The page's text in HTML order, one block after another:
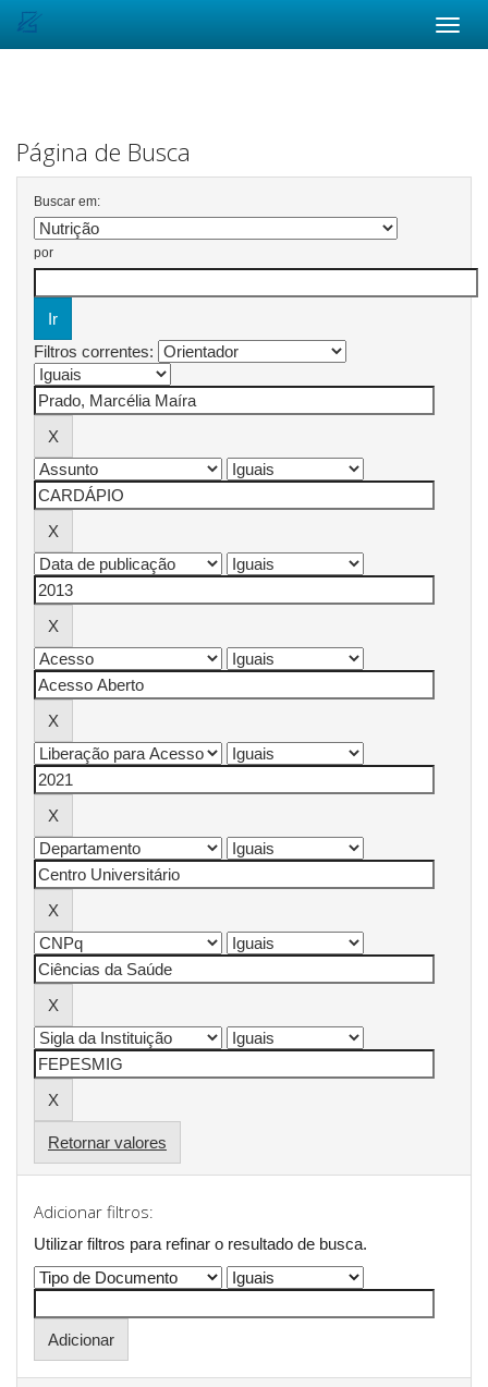
Página de Busca
Buscar em:
por
Filtros correntes:
Retornar valores
Adicionar filtros:
Utilizar filtros para refinar o resultado de busca.